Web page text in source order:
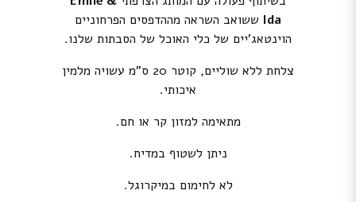
Ida ששואב השראה מההדפסים הפרחוניים
הוינטאג’יים של כלי האוכל של הסבתות שלנו.
צלחת ללא שוליים, קוטר 20 ס”מ עשויה מלמין
איכותי.
מתאימה למזון קר או חם.
ניתן לשטוף במדיח.
לא לחימום במיקרוגל.